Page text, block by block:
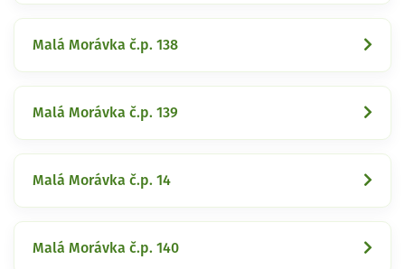
Malá Morávka č.p. 138
Malá Morávka č.p. 139
Malá Morávka č.p. 14
Malá Morávka č.p. 140